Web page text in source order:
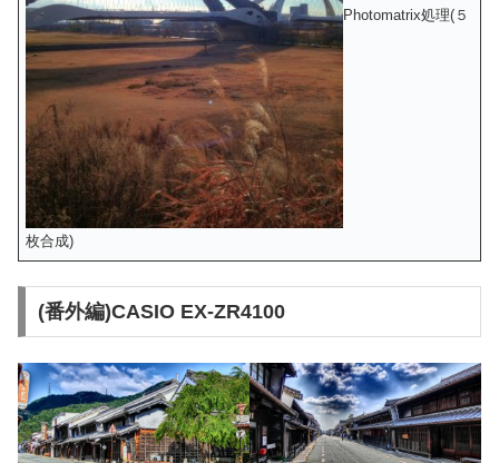
Photomatrix処理(５
枚合成)
(番外編)CASIO EX-ZR4100